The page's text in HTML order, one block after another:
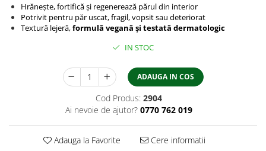
Hrănește, fortifică și regenerează părul din interior
Potrivit pentru păr uscat, fragil, vopsit sau deteriorat
Textură lejeră,formulă vegană și testată dermatologic
IN STOC
ADAUGA IN COS
Cod Produs: 2904
Ai nevoie de ajutor? 0770 762 019
Adauga la Favorite Cere informatii